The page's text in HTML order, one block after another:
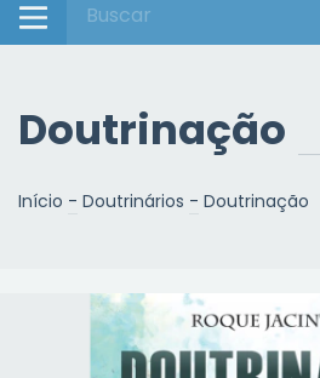
Doutrinação
Início - Doutrinários - Doutrinação